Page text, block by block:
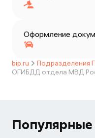
Оформление
bip.ru
Подразделения
ОГИБДД отдела МВД